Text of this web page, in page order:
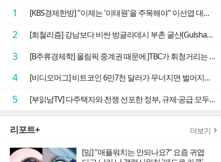
1 [KBS경제한방] "이제는 '이태원'을 주목해야" 이선엽 대표가 말하는 AI 시대 투자 성과를 가르는 지점들
2 [희철리즘] 강남보다 비싼 방글라데시 부촌 굴샨(Gulshan)의 극단적인 모습에 충격을 받다
3 [B주류경제학] 올림픽 중계권 때문에 JTBC가 휘청거리는 이유
4 [비디오머그] 비트코인 6만7천 달러가 무너지면 벌어지는 일
5 [부읽남TV] 다주택자와 전쟁 선포한 정부, 규제·공급 모두 실효성 의문
리포트+ 더보기
[밈] "애플워치는 안되나요?" 요즘 귀엽